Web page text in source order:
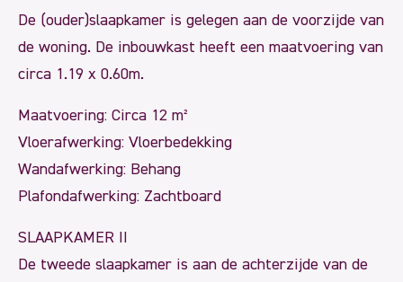
De (ouder)slaapkamer is gelegen aan de voorzijde van
de woning. De inbouwkast heeft een maatvoering van
circa 1.19 x 0.60m.
Maatvoering: Circa 12 m²
Vloerafwerking: Vloerbedekking
Wandafwerking: Behang
Plafondafwerking: Zachtboard
SLAAPKAMER II
De tweede slaapkamer is aan de achterzijde van de